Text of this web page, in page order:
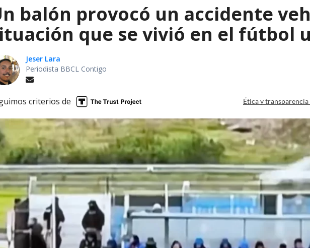
balón provocó un accidente
que se vivió en el fútbol
Jeser Lara
Periodista BBCL Contigo
criterios de Ética y